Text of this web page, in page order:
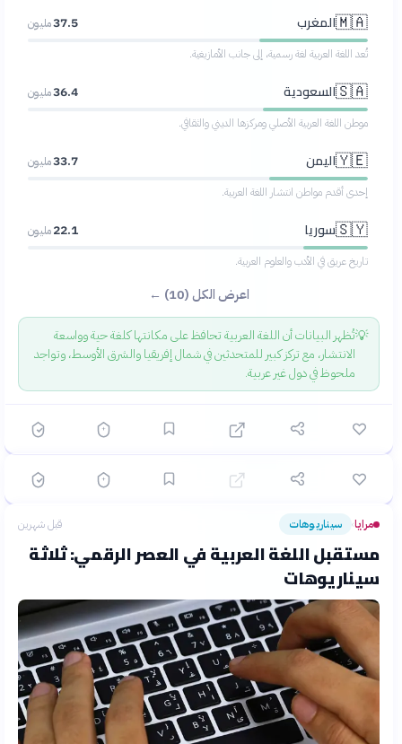
🇲🇦المغرب 37.5مليون
تُعد اللغة العربية لغة رسمية، إلى جانب الأمازيغية.
🇸🇦السعودية 36.4مليون
موطن اللغة العربية الأصلي ومركزها الديني والثقافي.
🇾🇪اليمن 33.7مليون
إحدى أقدم مواطن انتشار اللغة العربية.
🇸🇾سوريا 22.1مليون
تاريخ عريق في الأدب والعلوم العربية.
اعرض الكل (10) ←
💡تُظهر البيانات أن اللغة العربية تحافظ على مكانتها كلغة حية وواسعة
الانتشار، مع تركز كبير للمتحدثين في شمال إفريقيا والشرق الأوسط، وتواجد
ملحوظ في دول غير عربية.
؟ مرايا اختيار متعدد الشهر الماضي
🎯
6سؤال 🟡 متوسط ابدأ ←
مرايا› سيناريوهات قبل شهرين
مستقبل اللغة العربية في العصر الرقمي: ثلاثة
سيناريوهات